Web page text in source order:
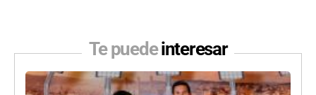
Te puedeinteresar